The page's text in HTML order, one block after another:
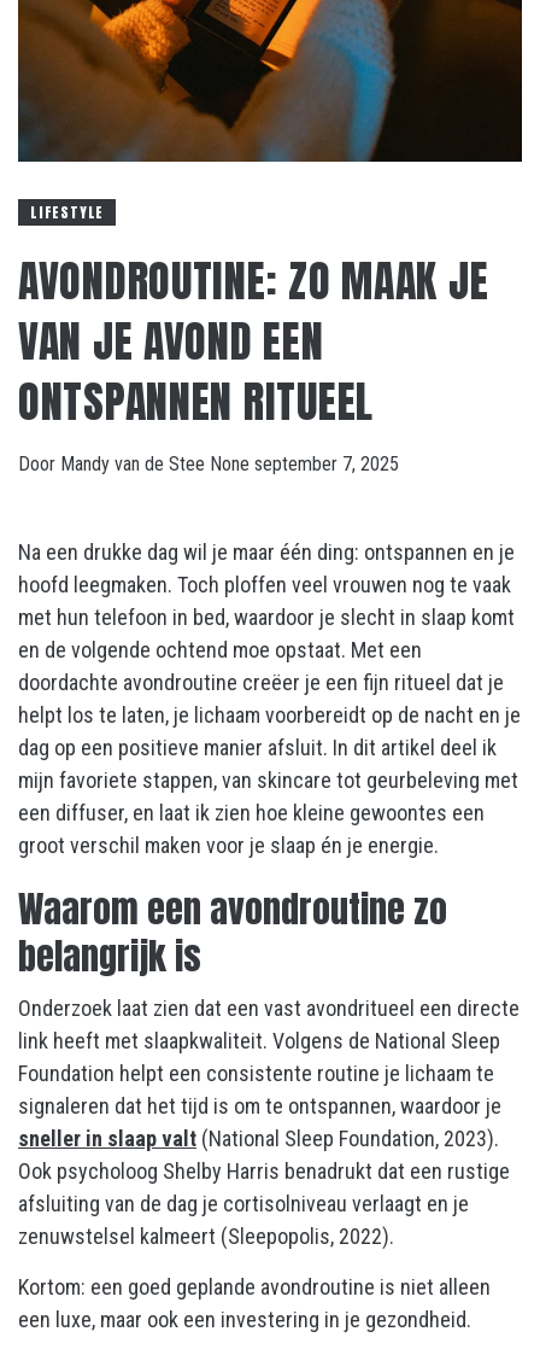
LIFESTYLE
AVONDROUTINE: ZO MAAK JE
VAN JE AVOND EEN
ONTSPANNEN RITUEEL
Door Mandy van de Stee None september 7, 2025
Na een drukke dag wil je maar één ding: ontspannen en je
hoofd leegmaken. Toch ploffen veel vrouwen nog te vaak
met hun telefoon in bed, waardoor je slecht in slaap komt
en de volgende ochtend moe opstaat. Met een
doordachte avondroutine creëer je een fijn ritueel dat je
helpt los te laten, je lichaam voorbereidt op de nacht en je
dag op een positieve manier afsluit. In dit artikel deel ik
mijn favoriete stappen, van skincare tot geurbeleving met
een diffuser, en laat ik zien hoe kleine gewoontes een
groot verschil maken voor je slaap én je energie.
Waarom een avondroutine zo
belangrijk is
Onderzoek laat zien dat een vast avondritueel een directe
link heeft met slaapkwaliteit. Volgens de National Sleep
Foundation helpt een consistente routine je lichaam te
signaleren dat het tijd is om te ontspannen, waardoor je
sneller in slaap valt (National Sleep Foundation, 2023).
Ook psycholoog Shelby Harris benadrukt dat een rustige
afsluiting van de dag je cortisolniveau verlaagt en je
zenuwstelsel kalmeert (Sleepopolis, 2022).
Kortom: een goed geplande avondroutine is niet alleen
een luxe, maar ook een investering in je gezondheid.